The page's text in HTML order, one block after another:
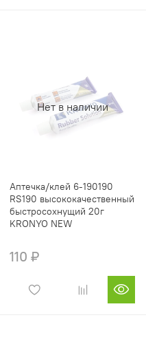
Нет в наличии
Аптечка/клей 6-190190
RS190 высококачественный
быстросохнущий 20г
KRONYO NEW
110 ₽